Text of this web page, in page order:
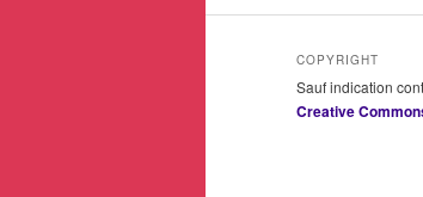
COPYRIGHT
Sauf indication
Creative